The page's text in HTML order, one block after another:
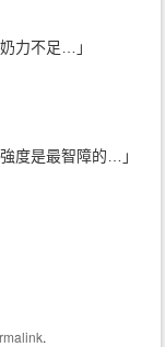
力不足…」
度是最智障的…」
.